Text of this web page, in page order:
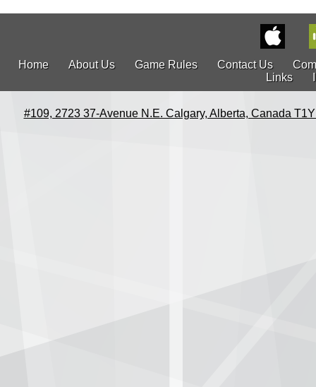
Home About Us Game Rules Contact Us
Links
#109, 2723 37-Avenue N.E. Calgary, Alberta, Canada